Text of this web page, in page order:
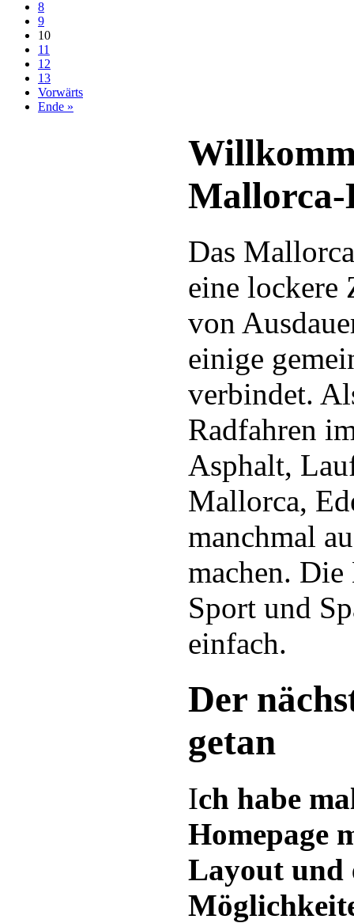
8
9
10
11
12
13
Vorwärts
Ende »
Mallorca-
Das
eine lockere
von
einige
verbindet.
Radfahren
Asphalt,
Mallorca,
manchmal
machen.
Sport und
einfach.
Der
getan
Ich habe
Homepage
Layout und